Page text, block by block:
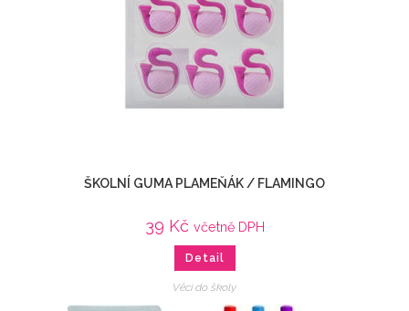
ŠKOLNÍ GUMA PLAMEŇÁK / FLAMINGO
39 Kč včetně DPH
Detail
Věci do školy